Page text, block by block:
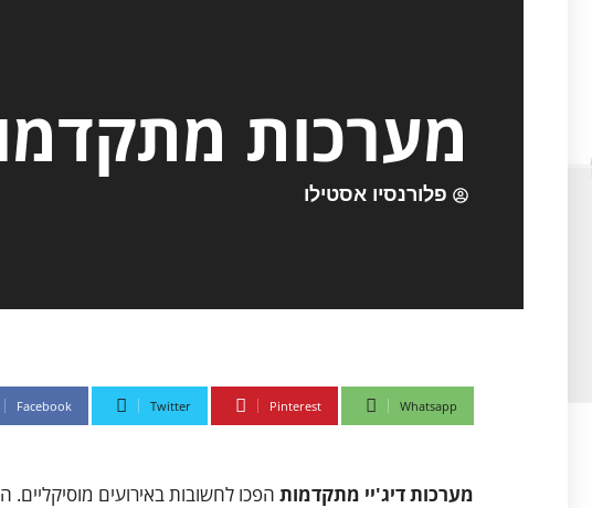
מערכות
פלורנסיו אסטילו
Whatsapp
Pinterest
Twitter
Facebook
מערכות דיג'יי מתקדמות הפכו לחשובות באירועים